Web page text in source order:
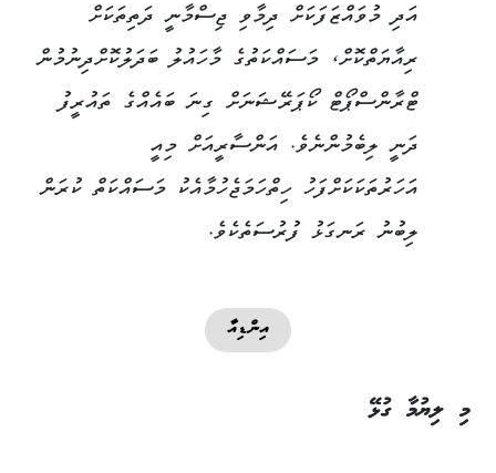
އަދި މުވައްޒަފަކަށް ދިމާވި ޖިސްމާނީ ދަތިތަކަށް
ރިއާޔަތްކޮށް، މަސައްކަތުގެ މާހައުލު ބަދަލުކޮށްދިނުމުން
ޓްރާންސްޕޯޓް ކޯޕަރޭޝަނަށް ގިނަ ބައެއްގެ ތައުރީފު
ދަނީ ލިބެމުންނެވެ. އަންސާރީއަށް މިއީ
އަހަރުތަކަކަށްފަހު ހިތްހަމަޖެހުމާއެކު މަސައްކަތް ކުރަން
ލިބުނު ރަނގަޅު ފުރުސަތެކެވެ.
އިންޑިއާ
މި ލިޔުމާ ގުޅޭ